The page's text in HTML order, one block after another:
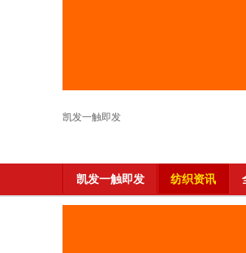
凯发一触即发
凯发一触即发 纺织资讯